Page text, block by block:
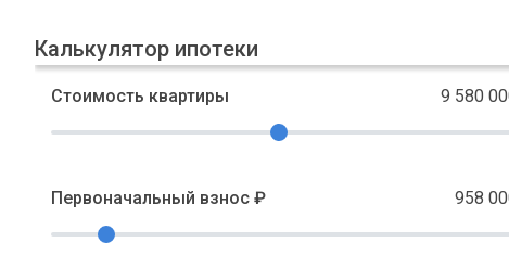
Калькулятор ипотеки
Стоимость квартиры 9 580
Первоначальный взнос ₽ 958